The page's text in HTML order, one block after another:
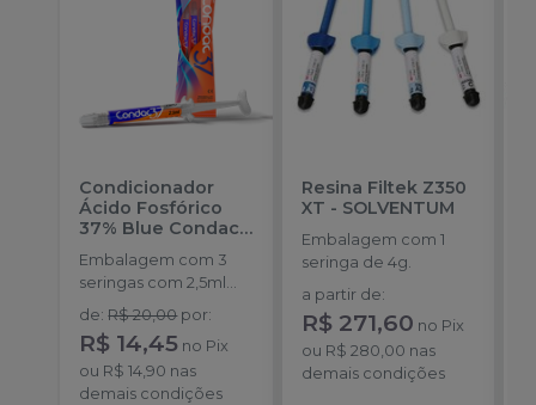
Condicionador
Ácido Fosfórico
37% Blue Condac-
FGM
Embalagem com 3
seringas com 2,5ml
cada uma e 3
ponteiras para
aplicação.
de:R$ 20,00 por:
R$ 14,45 no Pix
ou R$ 14,90 nas
demais condições
Resina Filtek Z350
XT - SOLVENTUM
Embalagem com 1
seringa de 4g.
a partir de:
R$ 271,60 no Pix
ou R$ 280,00 nas
demais condições